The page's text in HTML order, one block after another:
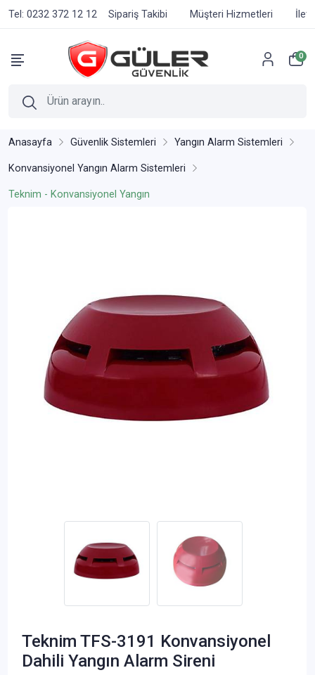
Tel: 0232 372 12 12 Sipariş Takibi Müşteri Hizmetleri
0
Anasayfa Güvenlik Sistemleri Yangın Alarm Sistemleri
Konvansiyonel Yangın Alarm Sistemleri
Teknim - Konvansiyonel Yangın
Teknim TFS-3191 Konvansiyonel
Dahili Yangın Alarm Sireni